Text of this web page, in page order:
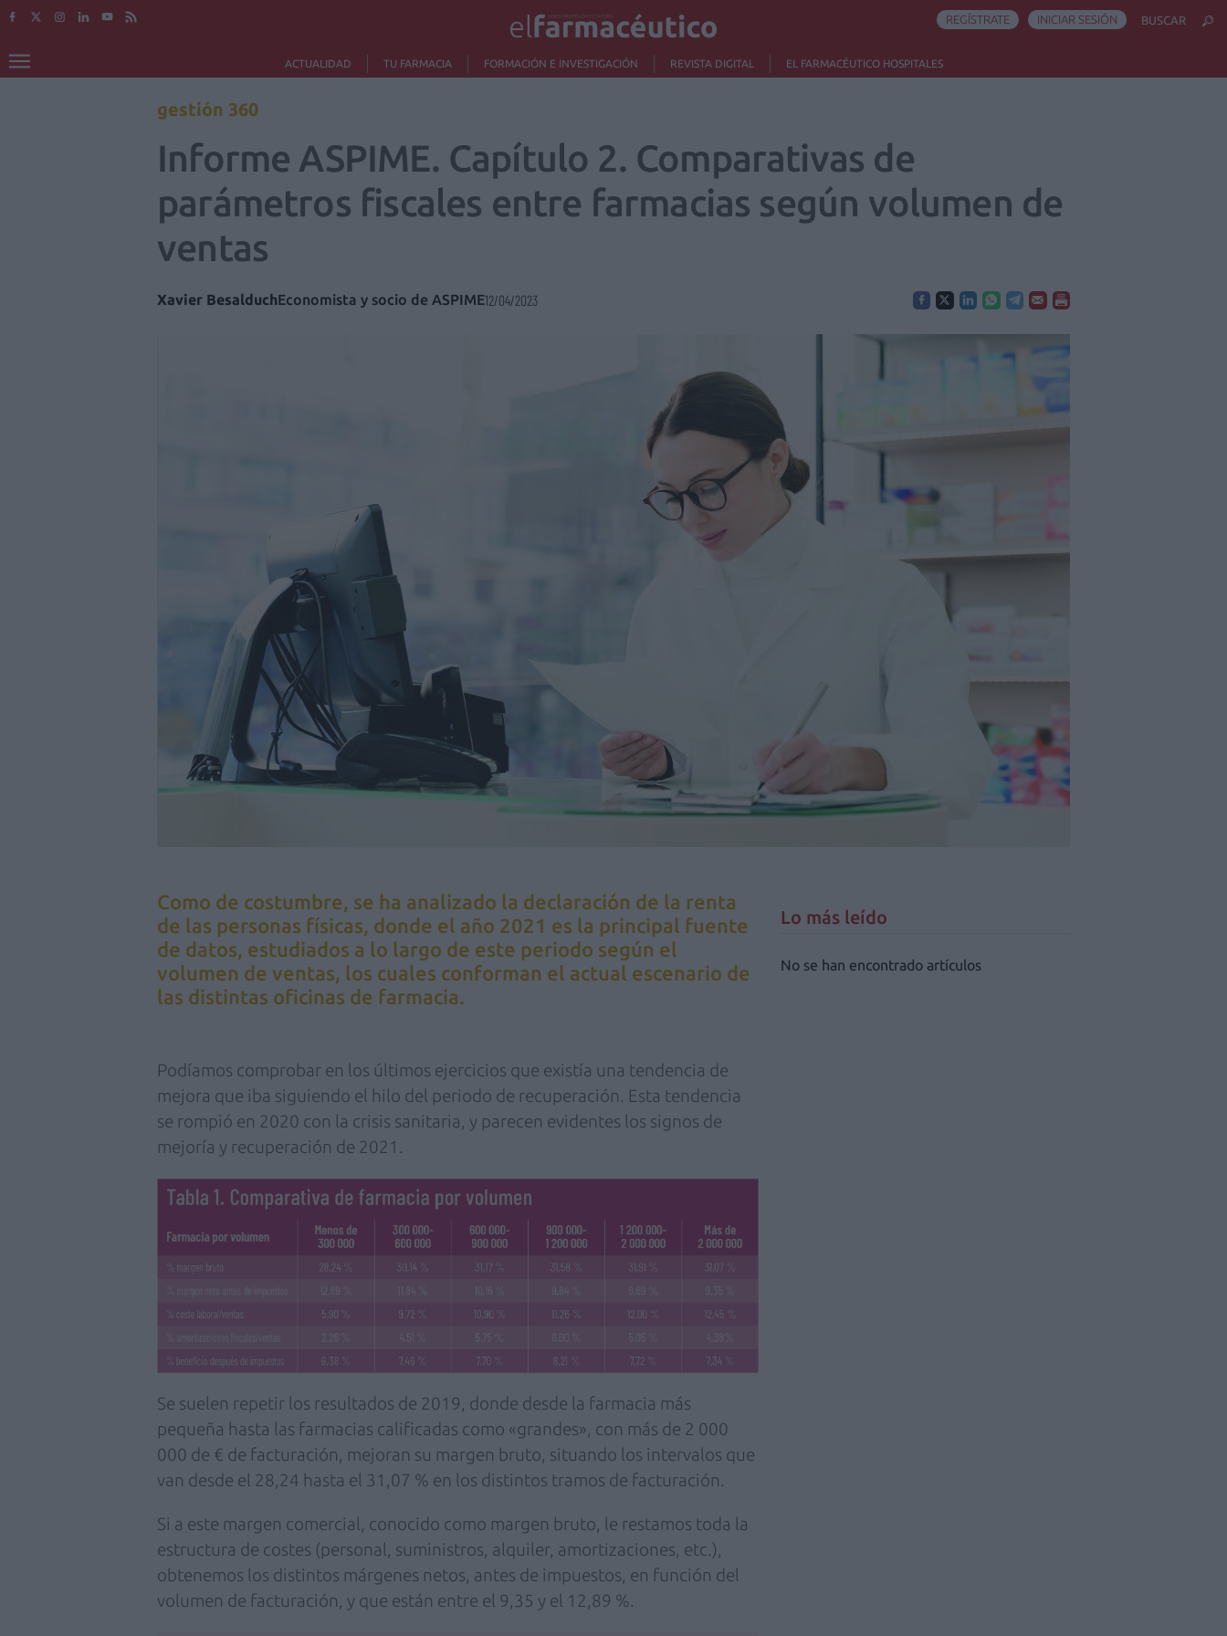
ACTUALIDAD TU FARMACIA FORMACIÓN E INVESTIGACIÓN REVISTA DIGITAL EL FARMACÉUTICO HOSPITALES
REGÍSTRATE INICIAR SESIÓN BUSCAR
gestión 360
Informe ASPIME. Capítulo 2. Comparativas de
parámetros fiscales entre farmacias según volumen de
ventas
Xavier BesalduchEconomista y socio de ASPIME12/04/2023
Como de costumbre, se ha analizado la declaración de la renta
de las personas físicas, donde el año 2021 es la principal fuente
de datos, estudiados a lo largo de este periodo según el
volumen de ventas, los cuales conforman el actual escenario de
las distintas oficinas de farmacia.
Podíamos comprobar en los últimos ejercicios que existía una tendencia de
mejora que iba siguiendo el hilo del periodo de recuperación. Esta tendencia
se rompió en 2020 con la crisis sanitaria, y parecen evidentes los signos de
mejoría y recuperación de 2021.
Se suelen repetir los resultados de 2019, donde desde la farmacia más
pequeña hasta las farmacias calificadas como «grandes», con más de 2 000
000 de € de facturación, mejoran su margen bruto, situando los intervalos que
van desde el 28,24 hasta el 31,07 % en los distintos tramos de facturación.
Si a este margen comercial, conocido como margen bruto, le restamos toda la
estructura de costes (personal, suministros, alquiler, amortizaciones, etc.),
obtenemos los distintos márgenes netos, antes de impuestos, en función del
volumen de facturación, y que están entre el 9,35 y el 12,89 %.
Lo más leído
No se han encontrado artículos